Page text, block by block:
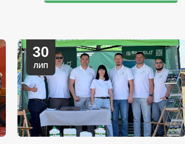
30
ЛИП